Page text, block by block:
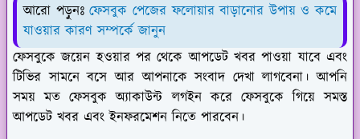
আরো পড়ুনঃফেসবুক পেজের ফলোয়ার বাড়ানোর উপায় ও কমে
যাওয়ার কারণ সম্পর্কে জানুন
ফেসবুকে জয়েন হওয়ার পর থেকে আপডেট খবর পাওয়া যাবে এবং
টিভির সামনে বসে আর আপনাকে সংবাদ দেখা লাগবেনা। আপনি
সময় মত ফেসবুক অ্যাকাউন্ট লগইন করে ফেসবুকে গিয়ে সমস্ত
আপডেট খবর এবং ইনফরমেশন নিতে পারবেন।